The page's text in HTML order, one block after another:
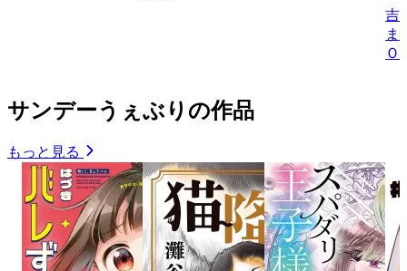
吉
ま
Ｏ
サンデーうぇぶりの作品
もっと見る